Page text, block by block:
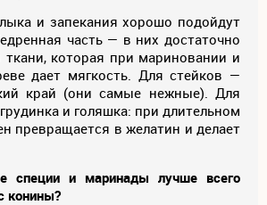
и запекания хорошо подойдут
часть — в них достаточно
ткани, которая при мариновании и
дает мягкость. Для стейков —
край (они самые нежные). Для
и голяшка: при длительном
превращается в желатин и делает
специи и маринады лучше всего
конины?